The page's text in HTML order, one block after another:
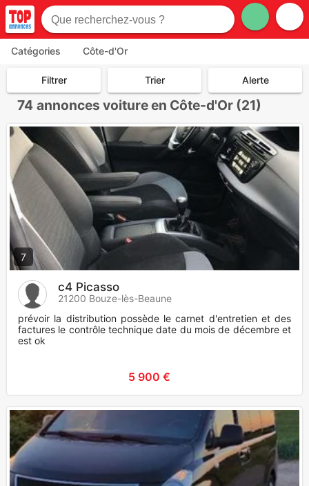
Catégories Côte-d'Or
Filtrer Trier Alerte
74 annonces voiture en Côte-d'Or (21)
7
c4 Picasso
21200 Bouze-lès-Beaune
prévoir la distribution possède le carnet d'entretien et des
factures le contrôle technique date du mois de décembre et
est ok
5 900 €